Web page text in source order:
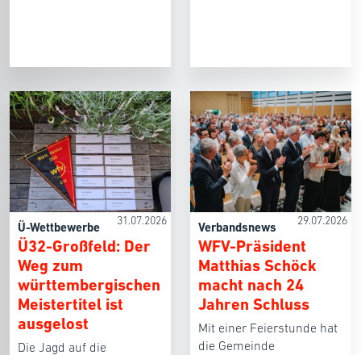
31.07.2026
Ü-Wettbewerbe
Ü32-Großfeld: Der
Weg zum
württembergischen
Meistertitel ist
ausgelost
Die Jagd auf die
29.07.2026
Verbandsnews
WFV-Präsident
Matthias Schöck
macht nach 24
Jahren Schluss
Mit einer Feierstunde hat
die Gemeinde